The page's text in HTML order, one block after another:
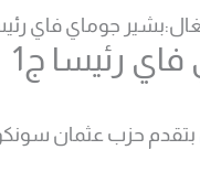
جوماي فاي
رئيسا ج1
بتقدم حزب عثمان